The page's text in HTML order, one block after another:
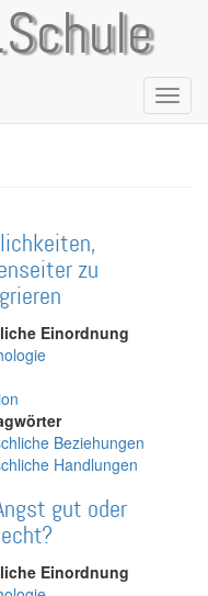
zu
Einordnung
Beziehungen
Handlungen
gut oder
Einordnung